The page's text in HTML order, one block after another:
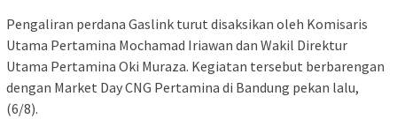
Pengaliran perdana Gaslink turut disaksikan oleh Komisaris
Utama Pertamina Mochamad Iriawan dan Wakil Direktur
Utama Pertamina Oki Muraza. Kegiatan tersebut berbarengan
dengan Market Day CNG Pertamina di Bandung pekan lalu,
(6/8).